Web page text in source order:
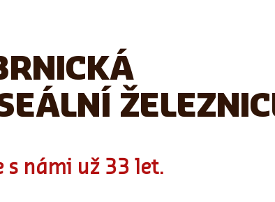
s námi už 33 let.